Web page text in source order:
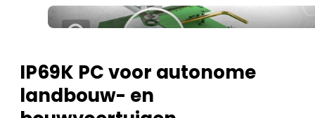
Home
Nieuwsbrief
Podcasts
Privacy / Cookie statement
IP69K PC voor autonome
landbouw- en